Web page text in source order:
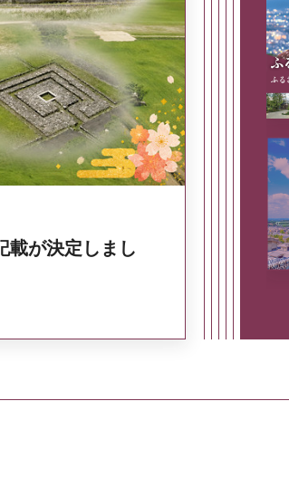
載が決定しまし
奈良県政策集